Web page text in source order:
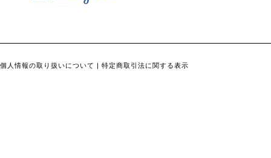
個人情報の取り扱いについて | 特定商取引法に関する表示